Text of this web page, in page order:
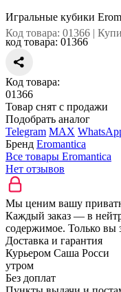
Игральные кубики
Код товара: 01366 |
код товара: 01366
Код товара:
01366
Товар снят с продажи
Подобрать аналог
Telegram MAX
Бренд Eromantica
Все товары Eromantica
Нет отзывов
Мы ценим вашу
Каждый заказ — в
содержимое. Только вы
Доставка и гарантия
Курьером Саша Росси
утром
Без доплат